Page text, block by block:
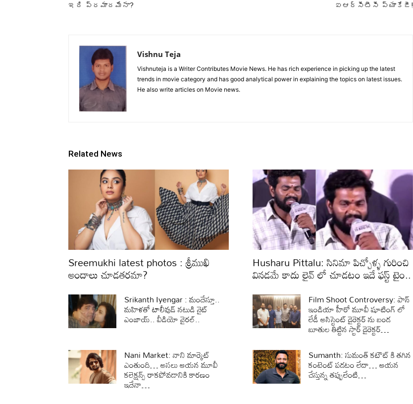
ఇది ప్రమాదమేనా?
ఐఆర్‌సీటీసీ ప్యాకేజీ!
Vishnu Teja
Vishnuteja is a Writer Contributes Movie News. He has rich experience in picking up the latest
trends in movie category and has good analytical power in explaining the topics on latest issues.
He also write articles on Movie news.
Related News
Sreemukhi latest photos : శ్రీముఖి
అందాలు చూడతరమా?
Husharu Pittalu: సినిమా పిచ్చోళ్ళ గురించి
వినడమే కాదు లైవ్ లో చూడటం ఇదే ఫస్ట్ టైం..
Srikanth Iyengar : మందేస్తూ..
మహిళతో టాలీవుడ్ నటుడి నైట్
ఎంజాయ్.. వీడియో వైరల్..
Film Shoot Controversy: పాన్
ఇండియా హీరో మూవీ షూటింగ్ లో
లేడీ అసిస్టెంట్ డైరెక్టర్ ను బండ
బూతుల తిట్టిన స్టార్ డైరెక్టర్…
Nani Market: నాని మార్కెట్
ఎంతుంది… అసలు ఆయన మూవీ
కలెక్షన్స్ రాకపోవడానికి కారణం
ఇదేనా…
Sumanth: సుమంత్ కటౌట్ కి తగిన
కంటెంట్ పడటం లేదా… ఆయన
చేస్తున్న తప్పులేంటి…